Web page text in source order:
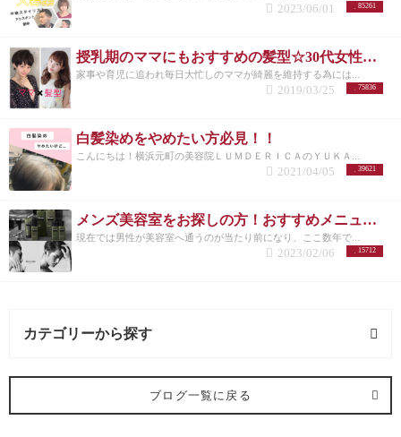
85261
2023/06/01
授乳期のママにもおすすめの髪型☆30代女性を若く見せるスタイル特集☆
家事や育児に追われ毎日大忙しのママが綺麗を維持する為には...
75836
2019/03/25
白髪染めをやめたい方必見！！
こんにちは！横浜元町の美容院ＬＵＭＤＥＲＩＣＡのＹＵＫＡ...
39621
2021/04/05
メンズ美容室をお探しの方！おすすめメニューまとめ
現在では男性が美容室へ通うのが当たり前になり、ここ数年で...
15712
2023/02/06
カテゴリーから探す
求人 (2記事)
ブログ一覧に戻る